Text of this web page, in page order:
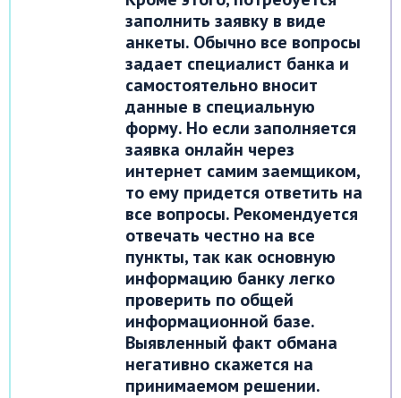
заполнить заявку в виде
анкеты. Обычно все вопросы
задает специалист банка и
самостоятельно вносит
данные в специальную
форму. Но если заполняется
заявка онлайн через
интернет самим заемщиком,
то ему придется ответить на
все вопросы. Рекомендуется
отвечать честно на все
пункты, так как основную
информацию банку легко
проверить по общей
информационной базе.
Выявленный факт обмана
негативно скажется на
принимаемом решении.